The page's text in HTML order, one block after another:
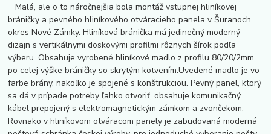
Malá, ale o to náročnejšia bola montáž vstupnej hliníkovej
bráničky a pevného hliníkového otváracieho panela v Šuranoch
okres Nové Zámky. Hliníková bránička má jedinečný moderný
dizajn s vertikálnymi doskovými profilmi rôznych šírok podľa
výberu. Obsahuje vyrobené hliníkové madlo z profilu 80/20/2mm
po celej výške bráničky so skrytým kotvením.Uvedené madlo je vo
farbe brány, nakoľko je spojené s konštrukciou. Pevný panel, ktorý
sa dá v prípade potreby ľahko otvoriť, obsahuje komunikačný
kábel prepojený s elektromagnetickým zámkom a zvončekom.
Rovnako v hliníkovom otváracom panely je zabudovaná moderná